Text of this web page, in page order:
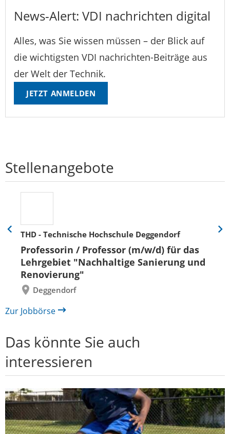
News-Alert: VDI nachrichten digital
Alles, was Sie wissen müssen – der Blick auf
die wichtigsten VDI nachrichten-Beiträge aus
der Welt der Technik.
JETZT ANMELDEN
Stellenangebote
THD - Technische Hochschule Deggendorf
Professorin / Professor (m/w/d) für das
Lehrgebiet "Nachhaltige Sanierung und
Renovierung"
Deggendorf
Eine
zurück
Eine
Zur Jobbörse
Das könnte Sie auch
interessieren